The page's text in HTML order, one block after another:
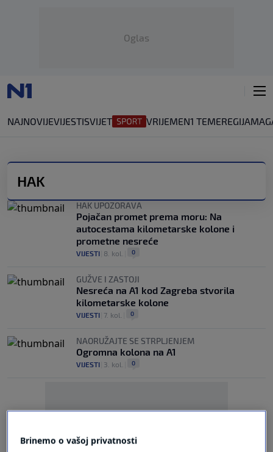
Oglas
NAJNOVIJEVIJESTISVIJET VRIJEMEN1 TEMEREGIJA
HAK
HAK UPOZORAVA
Pojačan promet prema moru: Na
autocestama kilometarske kolone i
prometne nesreće
VIJESTI 8. kol. 0
GUŽVE I ZASTOJI
Nesreća na A1 kod Zagreba stvorila
kilometarske kolone
VIJESTI 7. kol. 0
NAORUŽAJTE SE STRPLJENJEM
Ogromna kolona na A1
VIJESTI 3. kol. 0
Brinemo o vašoj privatnosti